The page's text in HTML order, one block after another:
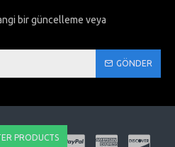
bir güncelleme veya
GÖNDER
PRODUCTS